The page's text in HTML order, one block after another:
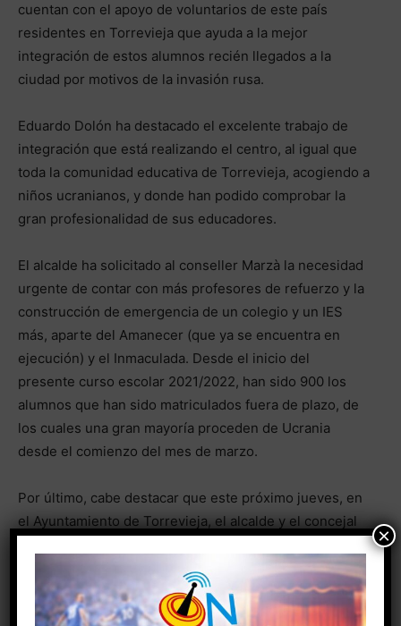
cuentan con el apoyo de voluntarios de este país
residentes en Torrevieja que ayuda a la mejor
integración de estos alumnos recién llegados a la
ciudad por motivos de la invasión rusa.
Eduardo Dolón ha destacado el excelente trabajo de
integración que está realizando el centro, al igual que
toda la comunidad educativa de Torrevieja, acogiendo a
niños ucranianos, y donde han podido comprobar la
gran profesionalidad de sus educadores.
El alcalde ha solicitado al conseller Marzà la necesidad
urgente de contar con más profesores de refuerzo y la
construcción de emergencia de un colegio y un IES
más, aparte del Amanecer (que ya se encuentra en
ejecución) y el Inmaculada. Desde el inicio del
presente curso escolar 2021/2022, han sido 900 los
alumnos que han sido matriculados fuera de plazo, de
los cuales una gran mayoría proceden de Ucrania
desde el comienzo del mes de marzo.
Por último, cabe destacar que este próximo jueves, en
el Ayuntamiento de Torrevieja, el alcalde y el concejal
los altos cargos de la Conselleria de Educación para
concretar todas las actuaciones que se van a llevar a
cabo a corto, medio y largo plazo en materia educativa
×